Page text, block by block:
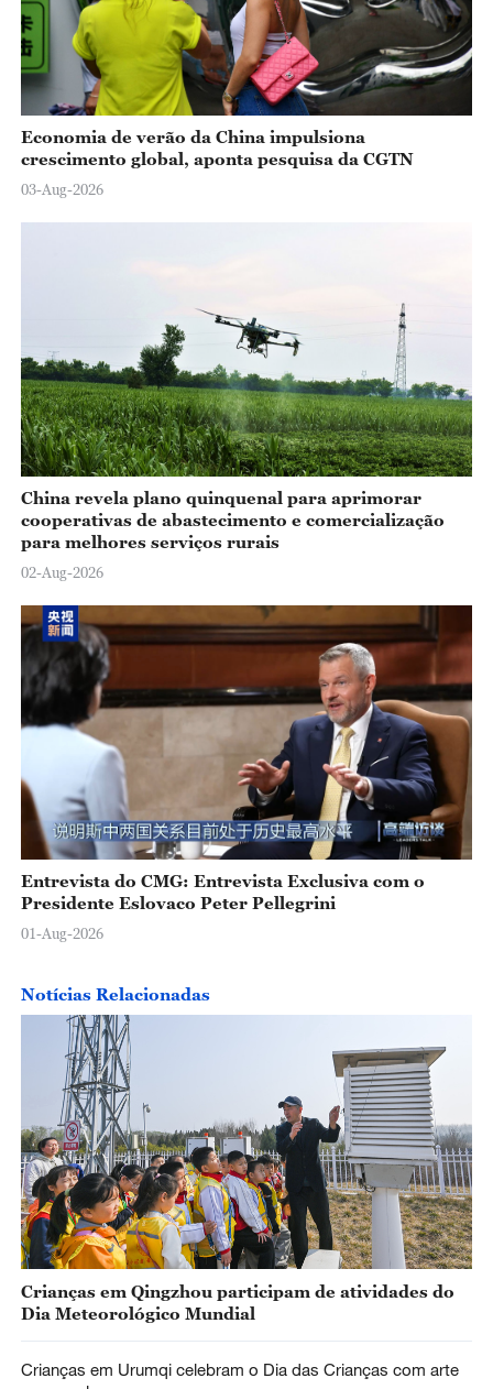
Economia de verão da China impulsiona
crescimento global, aponta pesquisa da CGTN
03-Aug-2026
China revela plano quinquenal para aprimorar
cooperativas de abastecimento e comercialização
para melhores serviços rurais
02-Aug-2026
Entrevista do CMG: Entrevista Exclusiva com o
Presidente Eslovaco Peter Pellegrini
01-Aug-2026
Notícias Relacionadas
Crianças em Qingzhou participam de atividades do
Dia Meteorológico Mundial
Crianças em Urumqi celebram o Dia das Crianças com arte